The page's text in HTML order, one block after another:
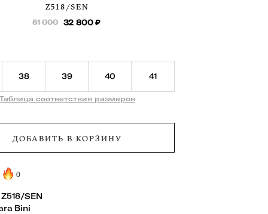
Z518/SEN
51 000 32 800₽
38 39 40 41
Таблица соответствия размеров
ДОБАВИТЬ В КОРЗИНУ
0
Z518/SEN
Bini